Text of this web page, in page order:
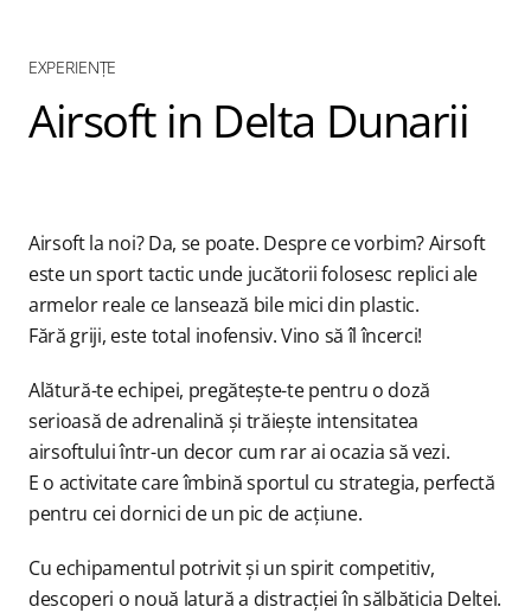
Blog
EXPERIENȚE
Airsoft in Delta Dunarii
Airsoft la noi? Da, se poate. Despre ce vorbim? Airsoft
este un sport tactic unde jucătorii folosesc replici ale
armelor reale ce lansează bile mici din plastic.
Fără griji, este total inofensiv. Vino să îl încerci!
Alătură-te echipei, pregătește-te pentru o doză
serioasă de adrenalină și trăiește intensitatea
airsoftului într-un decor cum rar ai ocazia să vezi.
E o activitate care îmbină sportul cu strategia, perfectă
pentru cei dornici de un pic de acțiune.
Cu echipamentul potrivit și un spirit competitiv,
descoperi o nouă latură a distracției în sălbăticia Deltei.